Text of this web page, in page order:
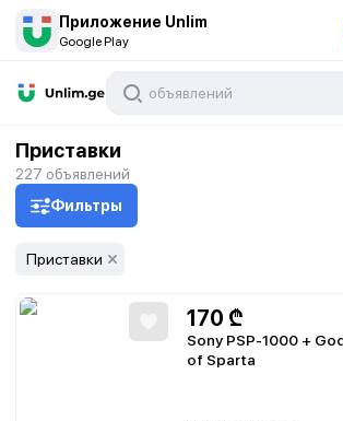
Приложение Unlim
Google Play
Приставки
227 объявлений
Фильтры
Приставки
170 ₾
Sony PSP-1000 + God of War: Ghost
of Sparta